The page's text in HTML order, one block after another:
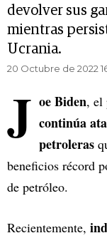
devolver sus
mientras
Ucrania.
20 Octubre de 2022
J oe Biden, el
continúa
petroleras
beneficios récord
de petróleo.
Recientemente,